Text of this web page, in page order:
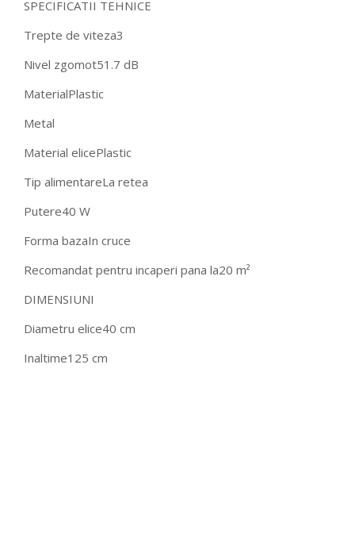
SPECIFICATII TEHNICE
Trepte de viteza3
Nivel zgomot51.7 dB
MaterialPlastic
Metal
Material elicePlastic
Tip alimentareLa retea
Putere40 W
Forma bazaIn cruce
Recomandat pentru incaperi pana la20 m²
DIMENSIUNI
Diametru elice40 cm
Inaltime125 cm